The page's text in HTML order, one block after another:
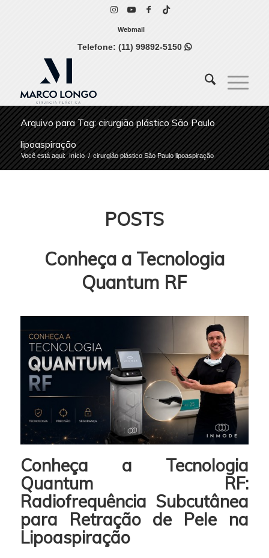
Webmail
Telefone: (11) 99892-5150 
Arquivo para Tag: cirurgião plástico São Paulo
lipoaspiração
Você está aqui: Início / cirurgião plástico São Paulo lipoaspiração
POSTS
Conheça a Tecnologia
Quantum RF
Conheça a Tecnologia
Quantum RF:
Radiofrequência Subcutânea
para Retração de Pele na
Lipoaspiração